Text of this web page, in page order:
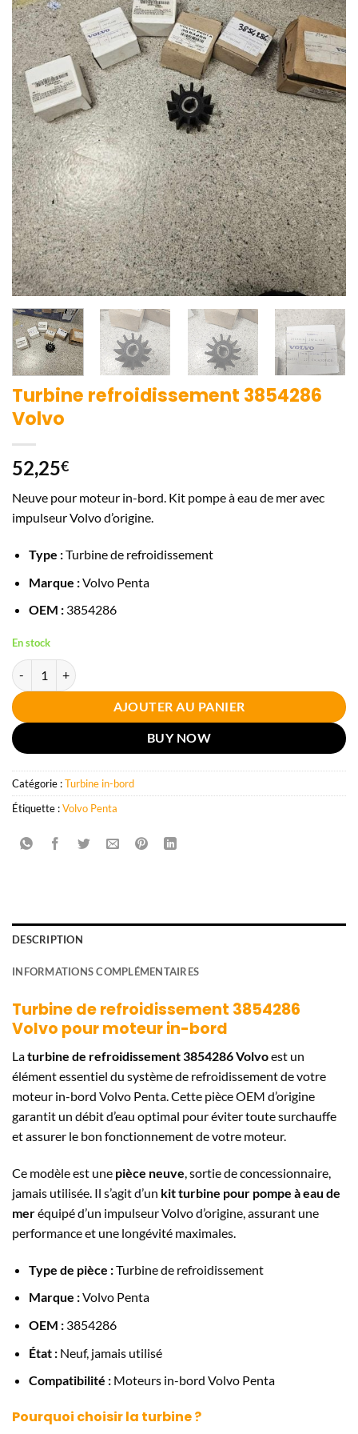
Turbine refroidissement 3854286
Volvo
52,25€
Neuve pour moteur in-bord. Kit pompe à eau de mer avec
impulseur Volvo d’origine.
Type :Turbine de refroidissement
Marque :Volvo Penta
OEM :3854286
En stock
quantité de Turbine refroidissement 3854286 Volvo
AJOUTER AU PANIER
BUY NOW
Catégorie :Turbine in-bord
Étiquette :Volvo Penta
DESCRIPTION
INFORMATIONS COMPLÉMENTAIRES
Turbine de refroidissement 3854286
Volvo pour moteur in-bord
Laturbine de refroidissement 3854286 Volvoest un
élément essentiel du système de refroidissement de votre
moteur in-bord Volvo Penta. Cette pièce OEM d’origine
garantit un débit d’eau optimal pour éviter toute surchauffe
et assurer le bon fonctionnement de votre moteur.
Ce modèle est une pièce neuve, sortie de concessionnaire,
jamais utilisée. Il s’agit d’un kit turbine pour pompe à eau de
meréquipé d’un impulseur Volvo d’origine, assurant une
performance et une longévité maximales.
Type de pièce :Turbine de refroidissement
Marque :Volvo Penta
OEM :3854286
État :Neuf, jamais utilisé
Compatibilité :Moteurs in-bord Volvo Penta
Pourquoi choisir la turbine ?